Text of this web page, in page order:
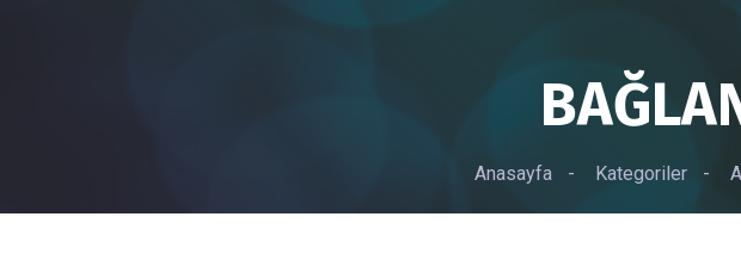
Anasayfa - Kategoriler -